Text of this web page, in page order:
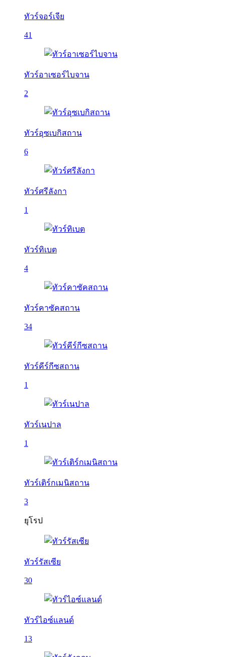
ทัวร์จอร์เจีย
41
ทัวร์อาเซอร์ไบจาน
2
ทัวร์อุซเบกิสถาน
6
ทัวร์ศรีลังกา
1
ทัวร์ทิเบต
4
ทัวร์คาซัคสถาน
34
ทัวร์คีร์กีซสถาน
1
ทัวร์เนปาล
1
ทัวร์เติร์กเมนิสถาน
3
ยุโรป
ทัวร์รัสเซีย
30
ทัวร์ไอซ์แลนด์
13